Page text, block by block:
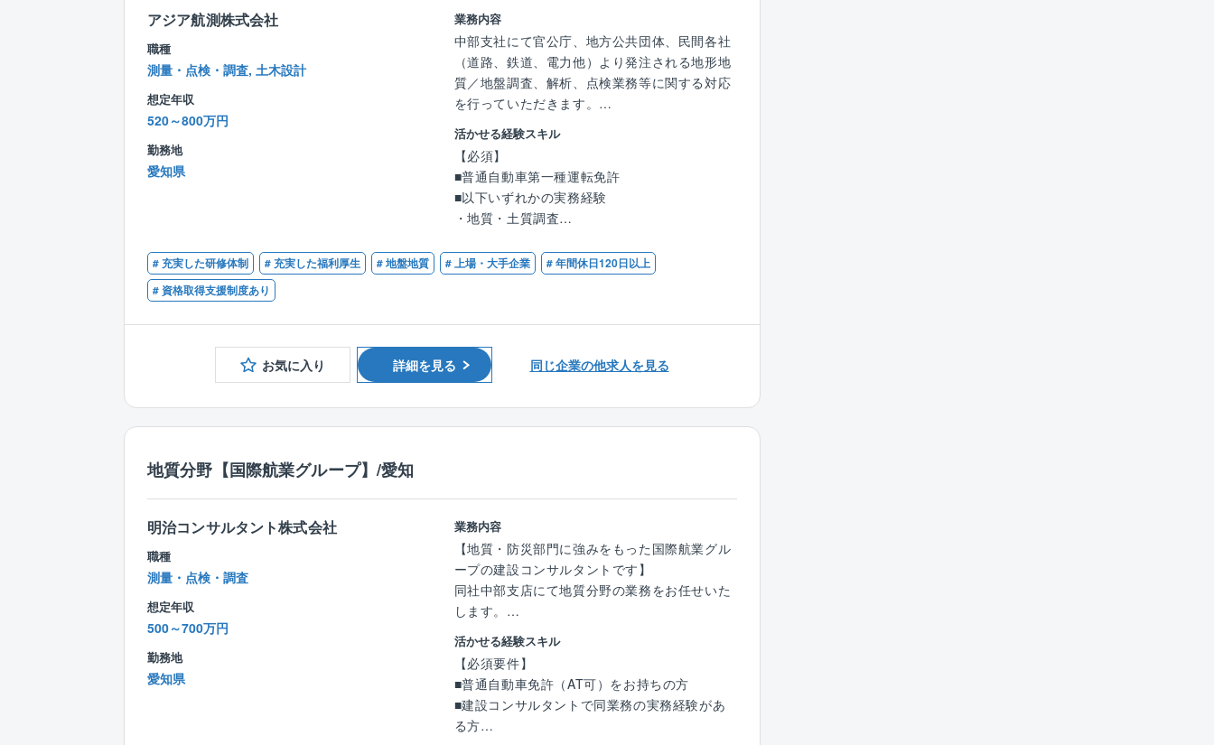
【中央開発社について】
同社は、地盤調査事業を軸に、大規模災害の被
害調査や防災関連の事業にも取り組んでいま
す。
特に、土砂崩れや地滑り、土石流などの斜面災
害をリアルタイムで監視する技術は、近年国内
外でしばしば発生している地震や豪雨などの被
災地で採用されています。
一方で、観光振興事業やメガソーラーの設置な
ど、時代のニーズに即した事業を展開していま
す。
そのため、建設コンサルタントでは珍しく、受
注の6割が公官庁から、残りの4割は民間企業
すが、周りの方のフォローもあり今後も頑張っ
ていきたいと思っており、国際航業を紹介いた
だけてよかったと思っています。
河川業務（20代半ば）
素敵な会社をご紹介いただき、おかげさまで心
地良く働かせていただいております。
【同社の魅力】
☆社会貢献性の高い企業です！
☆離職率は3.5％と全国平均（11.1％）を大き
☆週2日まで在宅勤務可能
【同社について】
【”はかる” 技術をコアに、持続可能で強靭な国
土の構築とインフラ整備に貢献】
『自動運転』や『３D都市モデル』など近年注
目度が高まる地理空間情報分野で「世界の地理
洋などの調査、防災・減災、環境・エネルギー
分野などへと業容を広げ、総合的なコンサルタ
ント企業として、暮らしに関わる幅広い分野で
専門性の高い技術サービスを安定的に提供して
います。
この幅広い事業領域を活かし、多角的に社会貢
献を行っている企業でございます！
アジア航測株式会社
職種
測量・点検・調査, 土木設計
想定年収
520～800万円
勤務地
愛知県
業務内容
中部支社にて官公庁、地方公共団体、民間各社
（道路、鉄道、電力他）より発注される地形地
質／地盤調査、解析、点検業務等に関する対応
を行っていただきます。
具体的には…
・地質・土質調査
・地質踏査、地形解析
・道路防災点検、土工構造物点検、斜面・法面
調査・点検
・斜面対策設計（道路法面構造物、急傾斜崩壊
対策施設、地すべり対策施設）
の関係で平日にうまく調査ができない場合は休
日になる場合もあります。休日出社分は代休取
界内トップ3に入る大手優良建設コンサルタン
トです。
業界内で唯一自社機を保有し（6機）、顧客要
望にスピーディーに対応できる体制を整えてい
ます。
・行政サービスの支援向上や防災・減災、そし
て環境保全といった分野に携わり、「技術のア
ジア」と呼ばれる高度な専門技術と独自性を見
出しています。
・社内では、数多くの技術講座を行い、全国の
技術者が自己成長に取り組んでいます。現在
は、技術士・測量士の資格保有者が300名以上
活かせる経験スキル
【必須】
■普通自動車第一種運転免許
■以下いずれかの実務経験
・地質・土質調査
・地質調査、地形解析
・斜面調査または道路防災点検
対策施設、地すべり対策施設）
【歓迎】
■技術士（土質及び基礎）（応用理学：地質）
（建設：河川、砂防及び海岸・海洋）
地質調査技士等の資格保有者
# 充実した研修体制 # 充実した福利厚生 # 地盤地質 # 上場・大手企業
# 年間休日120日以上
# 資格取得支援制度あり
お気に入り 詳細を見る 同じ企業の他求人を見る
地質分野【国際航業グループ】/愛知
明治コンサルタント株式会社
職種
測量・点検・調査
想定年収
500～700万円
勤務地
愛知県
業務内容
【地質・防災部門に強みをもった国際航業グル
ープの建設コンサルタントです】
同社中部支店にて地質分野の業務をお任せいた
します。
経験を活かして技術士のもと、資格取得をめざ
せます！
【具体的には】
■地質踏査
■各種解析・シミュレーション
活かせる経験スキル
【必須要件】
■普通自動車免許（AT可）をお持ちの方
■建設コンサルタントで同業務の実務経験があ
る方